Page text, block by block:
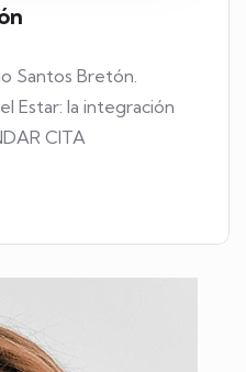
Santos Bretón.
Estar: la integración
CITA